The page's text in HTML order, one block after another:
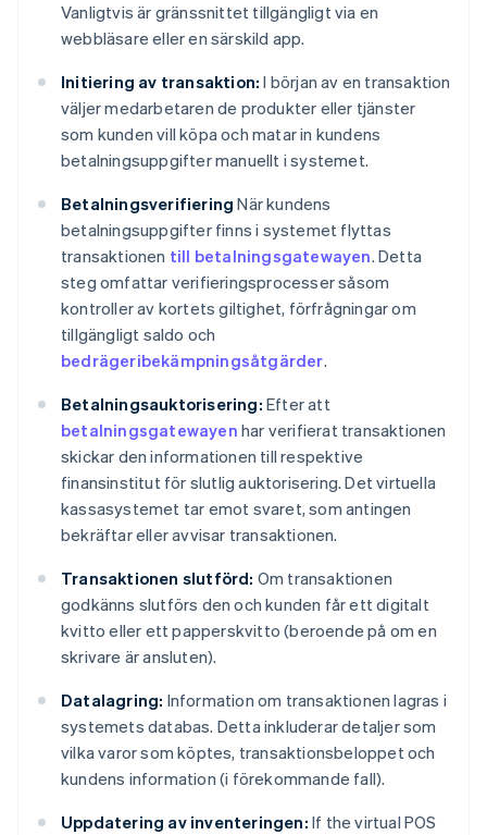
Vanligtvis är gränssnittet tillgängligt via en
webbläsare eller en särskild app.
Initiering av transaktion: I början av en transaktion
väljer medarbetaren de produkter eller tjänster
som kunden vill köpa och matar in kundens
betalningsuppgifter manuellt i systemet.
Betalningsverifiering När kundens
betalningsuppgifter finns i systemet flyttas
transaktionen till betalningsgatewayen. Detta
steg omfattar verifieringsprocesser såsom
kontroller av kortets giltighet, förfrågningar om
tillgängligt saldo och
bedrägeribekämpningsåtgärder.
Betalningsauktorisering: Efter att
betalningsgatewayen har verifierat transaktionen
skickar den informationen till respektive
finansinstitut för slutlig auktorisering. Det virtuella
kassasystemet tar emot svaret, som antingen
bekräftar eller avvisar transaktionen.
Transaktionen slutförd: Om transaktionen
godkänns slutförs den och kunden får ett digitalt
kvitto eller ett papperskvitto (beroende på om en
skrivare är ansluten).
Datalagring: Information om transaktionen lagras i
systemets databas. Detta inkluderar detaljer som
vilka varor som köptes, transaktionsbeloppet och
kundens information (i förekommande fall).
Uppdatering av inventeringen: If the virtual POS